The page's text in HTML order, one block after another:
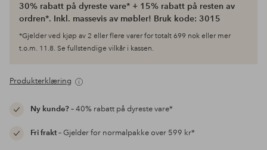
30% rabatt på dyreste vare* + 15% rabatt på resten av
ordren*. Inkl. massevis av møbler! Bruk kode: 3015
*Gjelder ved kjøp av 2 eller flere varer for totalt 699 nok eller mer
t.o.m. 11.8. Se fullstendige vilkår i kassen.
Produkterklæring
Ny kunde?– 40% rabatt på dyreste vare*
Fri frakt– Gjelder for normalpakke over 599 kr*